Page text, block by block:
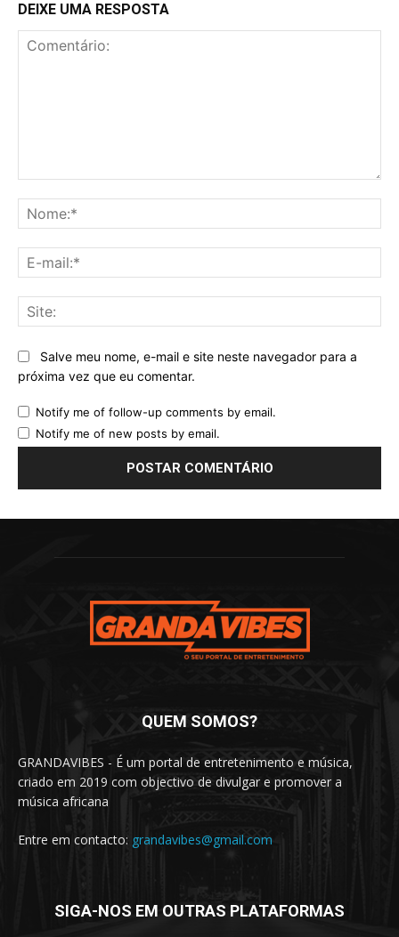
DEIXE UMA RESPOSTA
Salve meu nome, e-mail e site neste navegador para a
próxima vez que eu comentar.
Notify me of follow-up comments by email.
Notify me of new posts by email.
QUEM SOMOS?
GRANDAVIBES - É um portal de entretenimento e música,
criado em 2019 com objectivo de divulgar e promover a
música africana
Entre em contacto: grandavibes@gmail.com
SIGA-NOS EM OUTRAS PLATAFORMAS